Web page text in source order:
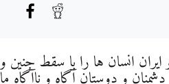
ایران انسان ها را با سقط جنین و